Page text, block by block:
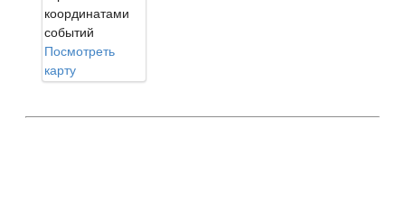
координатами
событий
Посмотреть
карту